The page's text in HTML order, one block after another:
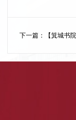
下一篇： 【箕城书